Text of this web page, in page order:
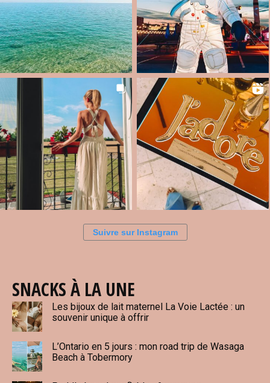
Suivre sur Instagram
SNACKS À LA UNE
Les bijoux de lait maternel La Voie Lactée : un
souvenir unique à offrir
L’Ontario en 5 jours : mon road trip de Wasaga
Beach à Tobermory